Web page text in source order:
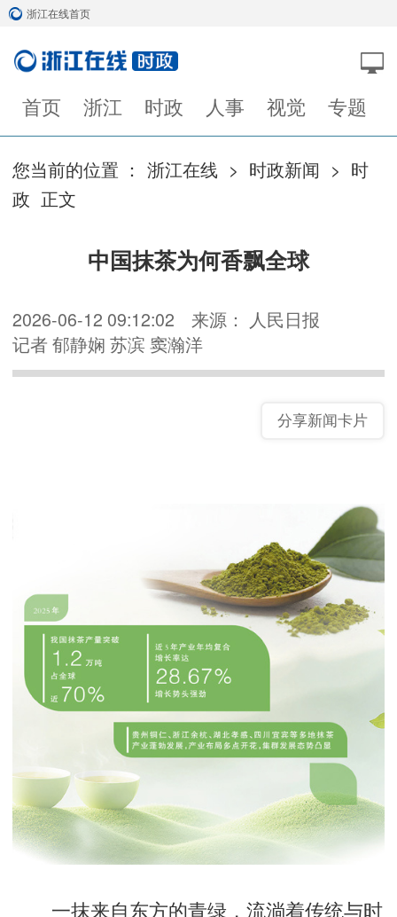
浙江在线首页
首页 浙江 时政 人事 视觉 专题
您当前的位置 ： 浙江在线 > 时政新闻 > 时
政 正文
中国抹茶为何香飘全球
2026-06-12 09:12:02
来源： 人民日报
记者 郁静娴 苏滨 窦瀚洋
分享新闻卡片
一抹来自东方的青绿，流淌着传统与时